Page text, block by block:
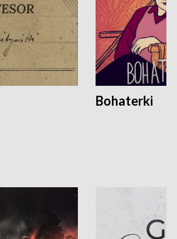
Bohaterki